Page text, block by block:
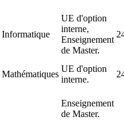
Informatique
UE d'option
interne,
Enseignement
de Master.
Mathématiques
UE d'option
interne.
Enseignement
de Master.